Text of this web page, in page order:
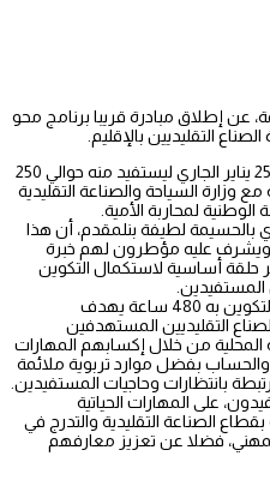
عن إطلاق مبادرة قريبا برنامج محو
التقليديين بالإقليم.
ويقام هذا البرنامج، الذي سينطلق في 25 يناير الجاري ليستفيد منه حوالي 250
وزارة السياحة والصناعة التقليدية
الوطنية لمحاربة الأمية.
لطيفة بنلمقدم، أن هذا
يمتد على مدى 5 سنوات ويشرف عليه مؤطرون لهم خبرة
حلقة أساسية لاستكمال التكوين
المستفيدين.
واوضحت أن البرنامج الذي تصل مدة التكوين به 480 ساعة يهدف
التقليديين المستهدفين
المحلية من خلال إكسابهم المهارات
والحساب بفضل موارد تربوية ملائمة
بانتظارات وحاجيات المستفيدين.
على المهارات الحياتية
الصناعة التقليدية والتدرج في
فضلا عن تعزيز معارفهم